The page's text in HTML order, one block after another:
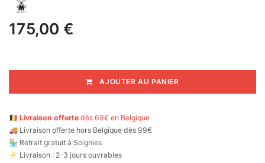
175,00 €
AJOUTER AU PANIER
🇧🇪 Livraison offerte dès 69€ en Belgique
🚚 Livraison offerte hors Belgique dès 99€
🏪 Retrait gratuit à Soignies
⚡ Livraison : 2-3 jours ouvrables